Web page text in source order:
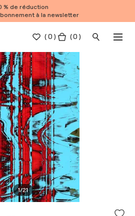
% de réduction
à la newsletter
(0 ) ( 0 )
1/21